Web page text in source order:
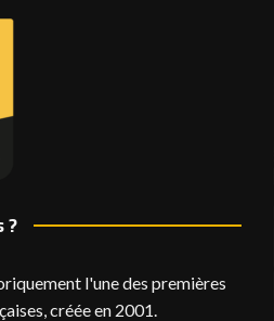
?
l'une des premières
créée en 2001.